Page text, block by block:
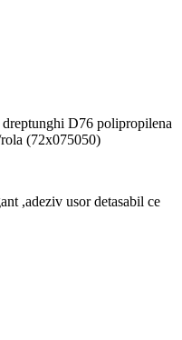
D76 polipropilena
(72x075050)
,adeziv usor detasabil ce